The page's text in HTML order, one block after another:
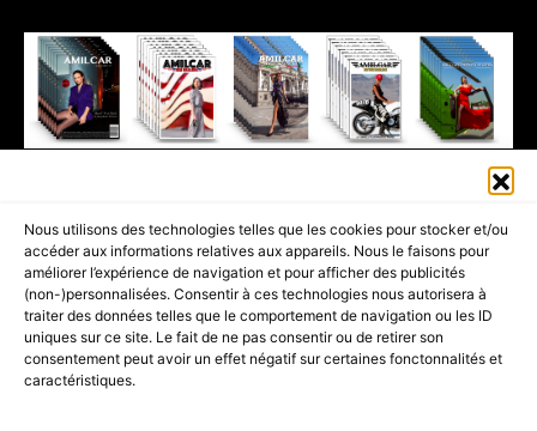
Nous utilisons des technologies telles que les cookies pour stocker et/ou
accéder aux informations relatives aux appareils. Nous le faisons pour
améliorer l’expérience de navigation et pour afficher des publicités
(non-)personnalisées. Consentir à ces technologies nous autorisera à
traiter des données telles que le comportement de navigation ou les ID
uniques sur ce site. Le fait de ne pas consentir ou de retirer son
consentement peut avoir un effet négatif sur certaines fonctonnalités et
caractéristiques.
PART OF THEAMILCAR MAGAZINE GROUP.EDITOR - ADVERTISING
AGENCE MEDIANE.
ACCUEIL BEST OF LUXE
35 MAGAZINES
SHOPPING & CONCIERGERIE
Voyages Contact